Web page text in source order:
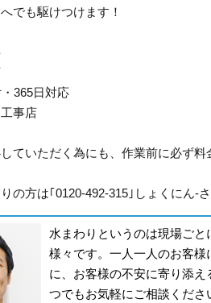
でも駆けつけます！
365日対応
事店
ていただく為にも、作業前に必ず
の方は｢0120-492-315｣しょくにん-
水まわりというのは現場ご
様々です。一人一人のお客
に、お客様の不安に寄り添
つでもお気軽にご相談くださ